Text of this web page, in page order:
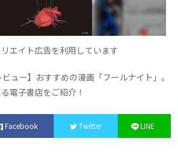
ス
Googleタグマネージャー
活アイテム Wi-Fi 格安SIM
エイト広告を利用しています
ビュー】おすすめの漫画「フールナイト」。
電子書店をご紹介！
Facebook Twitter LINE